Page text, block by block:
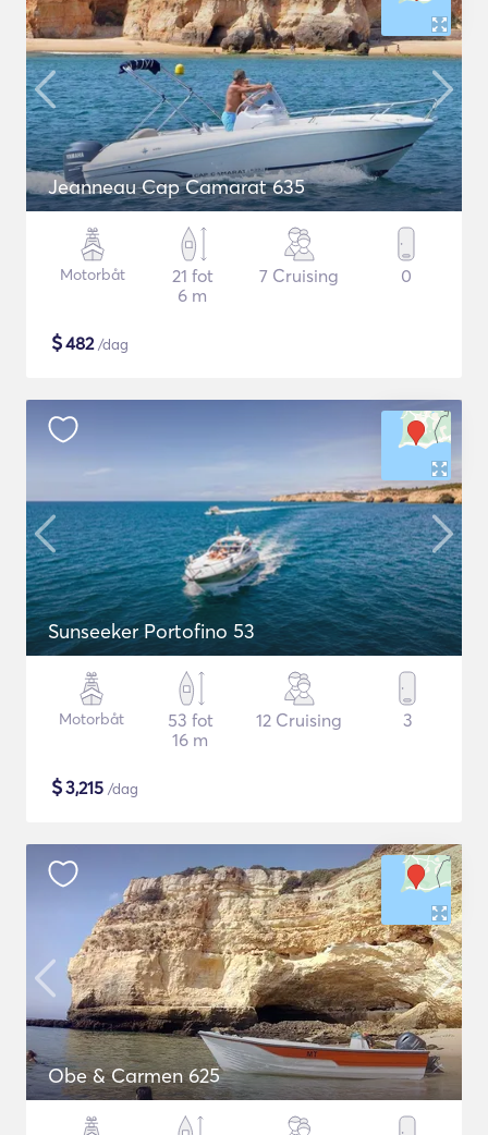
Jeanneau Cap Camarat 635
Motorbåt
21 fot
6 m
7 Cruising 0
$482/dag
Sunseeker Portofino 53
Motorbåt
53 fot
16 m
12 Cruising 3
$3,215 /dag
Obe & Carmen 625